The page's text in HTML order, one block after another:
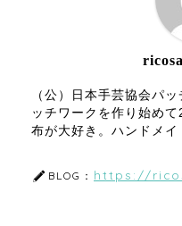
（公）日本手芸協会パ
ッチワークを作り始め
布が大好き。ハンドメイ
BLOG： https://